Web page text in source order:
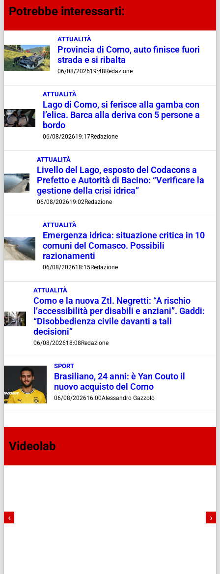
Potrebbe interessarti:
ATTUALITÀ
Provincia di Como, auto finisce fuori
strada e si ribalta
06/08/202619:48 Redazione
ATTUALITÀ
Lago di Como, si ferisce alla gamba con
l’elica. Barca alla deriva con 5 persone a
bordo
06/08/202619:17Redazione
ATTUALITÀ
Livello del Lago, esposto del Codacons a
Prefetto e Autorità di Bacino: “Verificare la
gestione della crisi idrica”
06/08/202619:02Redazione
ATTUALITÀ
Emergenza idrica: situazione critica in 10
comuni del Comasco. Possibili
razionamenti
06/08/202618:15Redazione
ATTUALITÀ
Como e la nuova Ztl. Negretti: “A rischio
l’accessibilità per disabili e anziani”. Gaddi:
“Disobbedienza civile davanti a tali
decisioni”
06/08/202618:08 Redazione
SPORT
Brasiliano, 24 anni: è Yan Couto il
nuovo acquisto del Como
06/08/202616:00Alessandro Gazzolo
Videolab
‹ ›